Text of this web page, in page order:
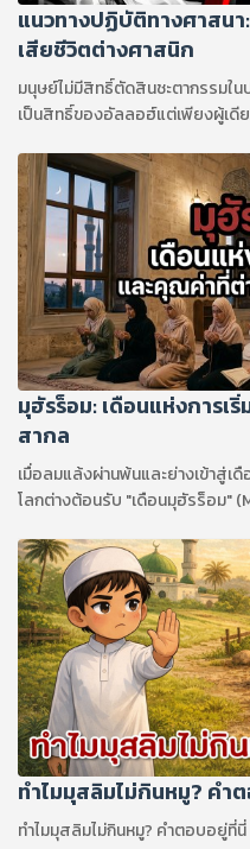
แนวทางปฏิบัติทางศาสนา
เสียชีวิตต่างศาสนิก
มนุษย์ไม่มีสิทธิ์ตัดสินชะตากรรมใ
เป็นสิทธิ์ของอัลลอฮ์แต่เพียงผู้เดี
หลักการศาสนา
มุฮัรร็อม: เดือนแห่งการเ
สากล
เมื่อลมแล้งผ่านพ้นและย่างเข้าสู่
โลกต่างต้อนรับ "เดือนมุฮัรร็อม"
แต่ยังเป็นหนึ่งในสี่ "เดือนต้องห้าม
กำหนดห้ามมิให้มีการสู้รบ เพื่อให้เ
ตนเอง
ทำไมมุสลิมไม่กินหมู? คำ
ทำไมมุสลิมไม่กินหมู? คำตอบอยู่ที่